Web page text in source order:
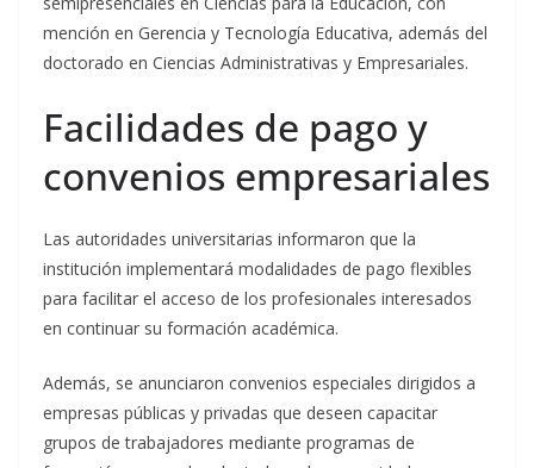
mención en Gerencia y Tecnología Educativa, además del
doctorado en Ciencias Administrativas y Empresariales.
Facilidades de pago y
convenios empresariales
Las autoridades universitarias informaron que la
institución implementará modalidades de pago flexibles
para facilitar el acceso de los profesionales interesados
en continuar su formación académica.
Además, se anunciaron convenios especiales dirigidos a
empresas públicas y privadas que deseen capacitar
grupos de trabajadores mediante programas de